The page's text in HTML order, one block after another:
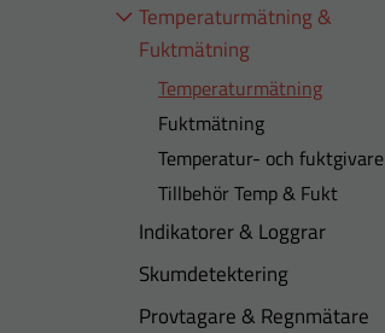
Temperaturmätning &
Fuktmätning
Temperaturmätning
Fuktmätning
Temperatur- och fuktgivare
Tillbehör Temp & Fukt
Indikatorer & Loggrar
Skumdetektering
Provtagare & Regnmätare